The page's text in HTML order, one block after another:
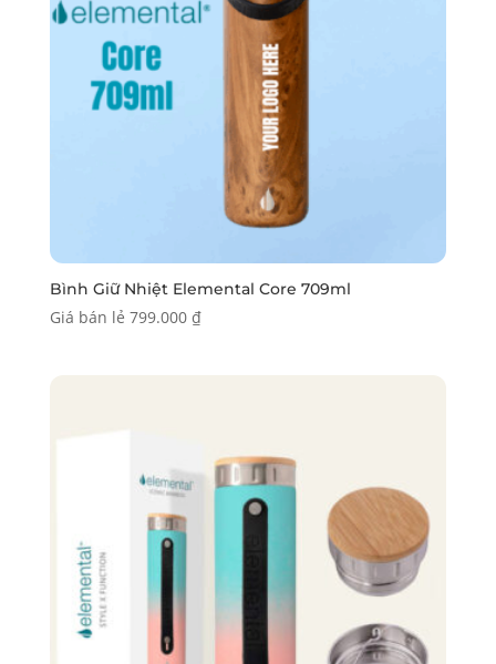
Bình Giữ Nhiệt Elemental Core 709ml
Giá bán lẻ 799.000 ₫